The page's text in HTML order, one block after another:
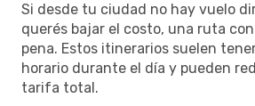
Si desde tu ciudad no hay vuelo
querés bajar el costo, una ruta
pena. Estos itinerarios suelen
horario durante el día y pueden
tarifa total.